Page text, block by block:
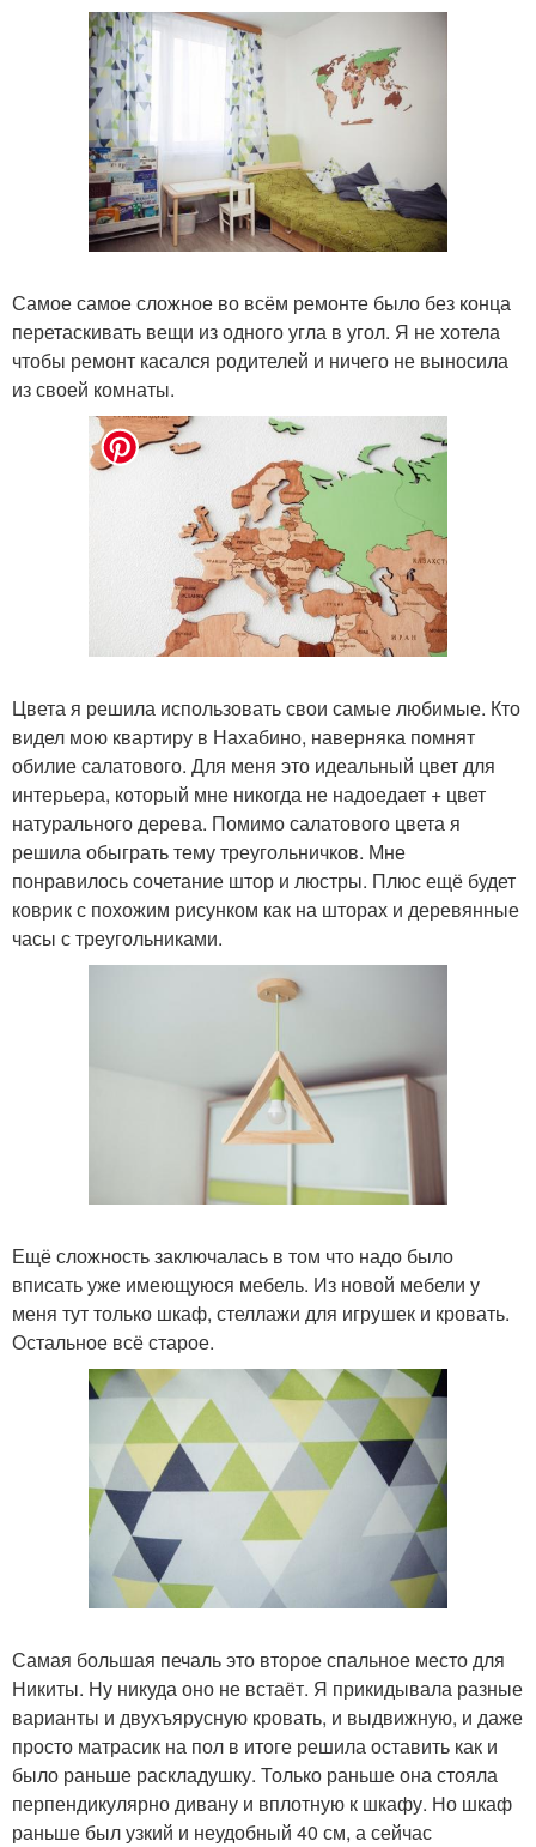
Самое самое сложное во всём ремонте было без конца
перетаскивать вещи из одного угла в угол. Я не хотела
чтобы ремонт касался родителей и ничего не выносила
из своей комнаты.
Цвета я решила использовать свои самые любимые. Кто
видел мою квартиру в Нахабино, наверняка помнят
обилие салатового. Для меня это идеальный цвет для
интерьера, который мне никогда не надоедает + цвет
натурального дерева. Помимо салатового цвета я
решила обыграть тему треугольничков. Мне
понравилось сочетание штор и люстры. Плюс ещё будет
коврик с похожим рисунком как на шторах и деревянные
часы с треугольниками.
Ещё сложность заключалась в том что надо было
вписать уже имеющуюся мебель. Из новой мебели у
меня тут только шкаф, стеллажи для игрушек и кровать.
Остальное всё старое.
Самая большая печаль это второе спальное место для
Никиты. Ну никуда оно не встаёт. Я прикидывала разные
варианты и двухъярусную кровать, и выдвижную, и даже
просто матрасик на пол в итоге решила оставить как и
было раньше раскладушку. Только раньше она стояла
перпендикулярно дивану и вплотную к шкафу. Но шкаф
раньше был узкий и неудобный 40 см, а сейчас